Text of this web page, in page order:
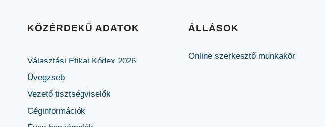
KÖZÉRDEKŰ ADATOK
Választási Etikai Kódex 2026
Üvegzseb
Vezető tisztségviselők
Céginformációk
ÁLLÁSOK
Online szerkesztő munkakör